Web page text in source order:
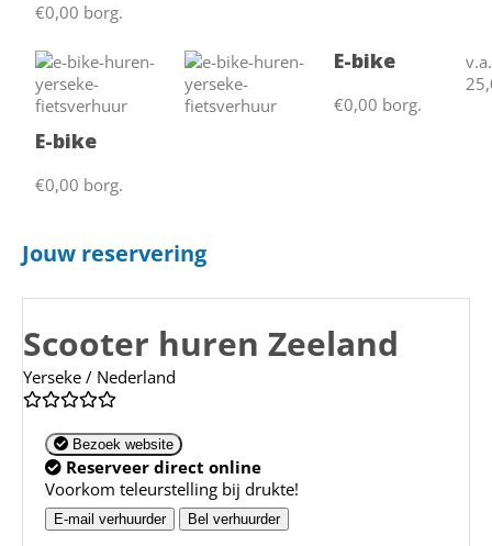
€0,00 borg.
E-bike
€0,00 borg.
E-bike
€0,00 borg.
Jouw reservering
Scooter huren Zeeland
Yerseke / Nederland
Bezoek website
Reserveer direct online
Voorkom teleurstelling bij drukte!
E-mail verhuurder Bel verhuurder